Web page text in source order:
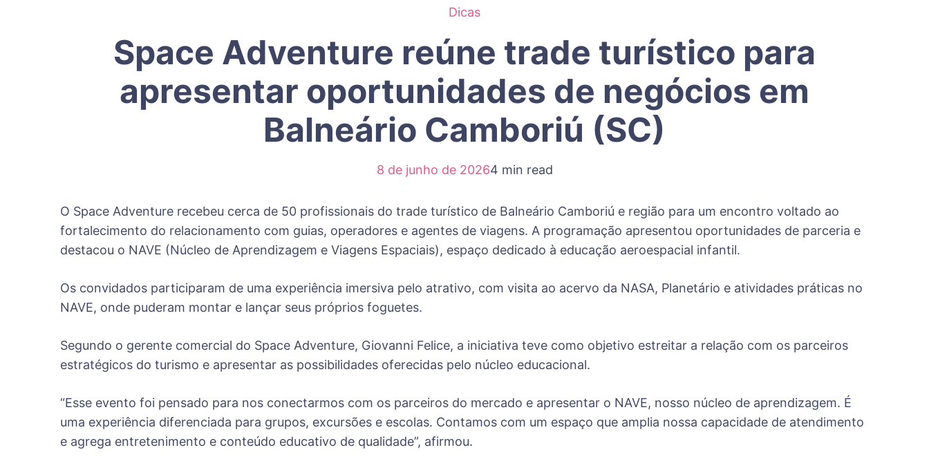
Dicas
Space Adventure reúne trade turístico para
apresentar oportunidades de negócios em
Balneário Camboriú (SC)
8 de junho de 20264 min read
O Space Adventure recebeu cerca de 50 profissionais do trade turístico de Balneário Camboriú e região para um encontro voltado ao
fortalecimento do relacionamento com guias, operadores e agentes de viagens. A programação apresentou oportunidades de parceria e
destacou o NAVE (Núcleo de Aprendizagem e Viagens Espaciais), espaço dedicado à educação aeroespacial infantil.
Os convidados participaram de uma experiência imersiva pelo atrativo, com visita ao acervo da NASA, Planetário e atividades práticas no
NAVE, onde puderam montar e lançar seus próprios foguetes.
Segundo o gerente comercial do Space Adventure, Giovanni Felice, a iniciativa teve como objetivo estreitar a relação com os parceiros
estratégicos do turismo e apresentar as possibilidades oferecidas pelo núcleo educacional.
“Esse evento foi pensado para nos conectarmos com os parceiros do mercado e apresentar o NAVE, nosso núcleo de aprendizagem. É
uma experiência diferenciada para grupos, excursões e escolas. Contamos com um espaço que amplia nossa capacidade de atendimento
e agrega entretenimento e conteúdo educativo de qualidade”, afirmou.